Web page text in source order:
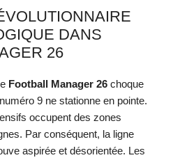
DANS
26
Football Manager 26 choque
9 ne stationne en pointe.
occupent des zones
Par conséquent, la ligne
aspirée et désorientée. Les